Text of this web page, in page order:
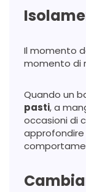
Il momento
momento di
Quando un
pasti, a
occasioni di